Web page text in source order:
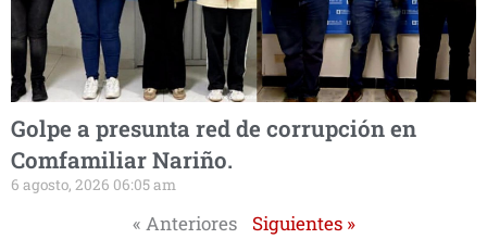
Golpe a presunta red de corrupción en
Comfamiliar Nariño.
6 agosto, 2026 06:05 am
« Anteriores Siguientes »